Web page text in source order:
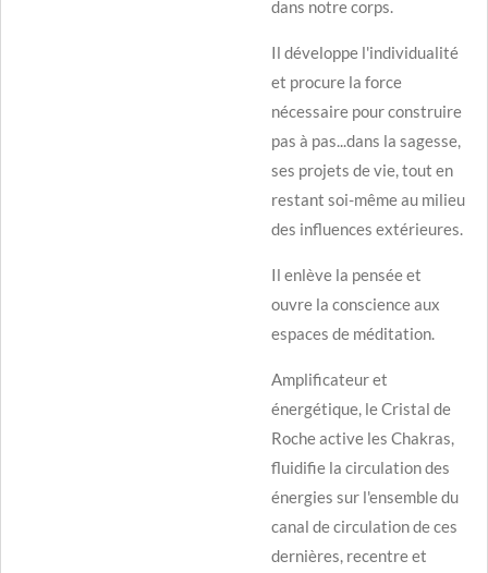
dans notre corps.
Il développe l'individualité
et procure la force
nécessaire pour construire
pas à pas...dans la sagesse,
ses projets de vie, tout en
restant soi-même au milieu
des influences extérieures.
Il enlève la pensée et
ouvre la conscience aux
espaces de méditation.
Amplificateur et
énergétique, le Cristal de
Roche active les Chakras,
fluidifie la circulation des
énergies sur l'ensemble du
canal de circulation de ces
dernières, recentre et